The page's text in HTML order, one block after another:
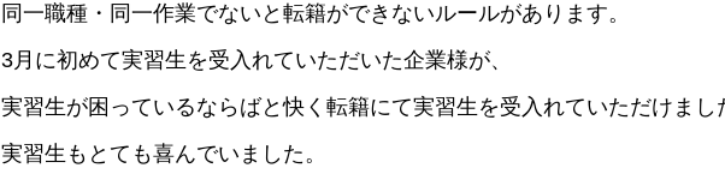
同一職種・同一作業でないと転籍ができないルールがあります。
3月に初めて実習生を受入れていただいた企業様が、
実習生が困っているならばと快く転籍にて実習生を受入れていただけまし
実習生もとても喜んでいました。